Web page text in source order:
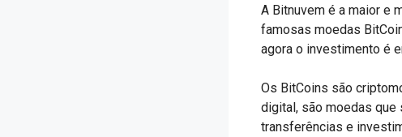
A Bitnuvem é a maior e
famosas moedas
agora o investimento é
Os BitCoins são
digital, são moedas que
transferências e